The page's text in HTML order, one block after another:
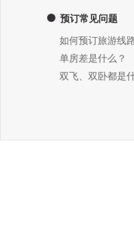
预订常见问题
如何预订旅游线
单房差是什么？
双飞、双卧都是